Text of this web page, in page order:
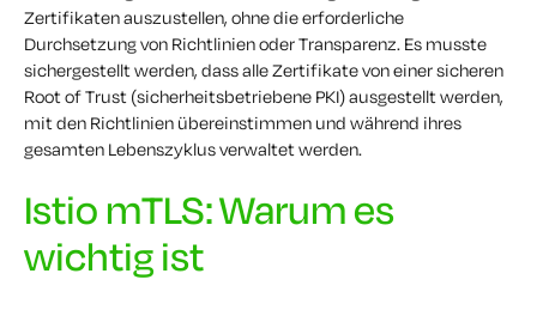
Zertifikaten auszustellen, ohne die erforderliche
Durchsetzung von Richtlinien oder Transparenz. Es musste
sichergestellt werden, dass alle Zertifikate von einer sicheren
Root of Trust (sicherheitsbetriebene PKI) ausgestellt werden,
mit den Richtlinien übereinstimmen und während ihres
gesamten Lebenszyklus verwaltet werden.
Istio mTLS: Warum es
wichtig ist